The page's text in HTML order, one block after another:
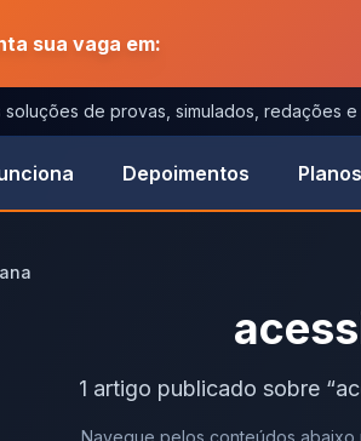
sua vaga em:
de provas, simulados, redações
Depoimentos Planos
1 artigo publicado sobre “
Navegue pelos conteúdos abaixo